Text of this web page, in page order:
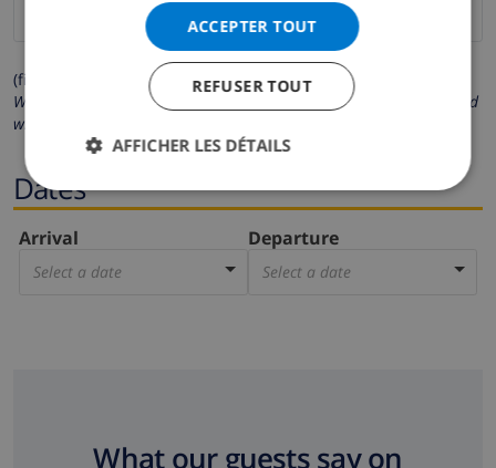
(fields marked with * are mandatory )
We respect your privacy. Your personal details will never be shared
with others.
Dates
Arrival
Select a date
Departure
Select a date
What our guests say on
ACCEPTER TOUT
REFUSER TOUT
AFFICHER LES DÉTAILS